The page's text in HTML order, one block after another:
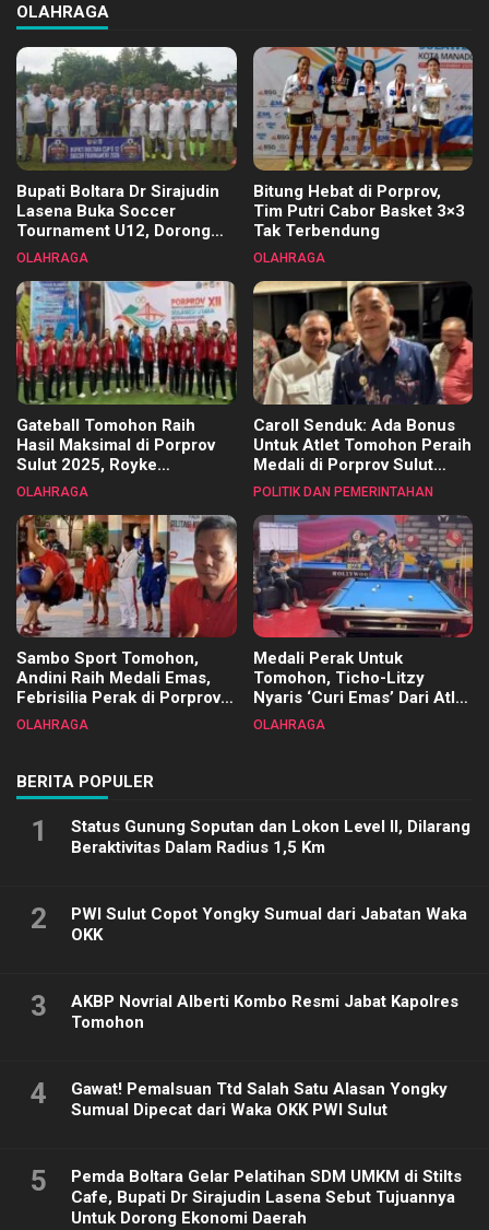
OLAHRAGA
Bupati Boltara Dr Sirajudin
Lasena Buka Soccer
Tournament U12, Dorong
Pembinaan Merata di Setiap
OLAHRAGA
Bitung Hebat di Porprov,
Tim Putri Cabor Basket 3×3
Tak Terbendung
OLAHRAGA
Gateball Tomohon Raih
Hasil Maksimal di Porprov
Sulut 2025, Royke
Tangkawarouw Ucapkan
OLAHRAGA
Caroll Senduk: Ada Bonus
Untuk Atlet Tomohon Peraih
Medali di Porprov Sulut
2025
POLITIK DAN PEMERINTAHAN
Sambo Sport Tomohon,
Andini Raih Medali Emas,
Febrisilia Perak di Porprov
Sulut 2025
OLAHRAGA
Medali Perak Untuk
Tomohon, Ticho-Litzy
Nyaris ‘Curi Emas’ Dari Atlet
Biliar PON di Porprov Sulut
OLAHRAGA
BERITA POPULER
1
Status Gunung Soputan dan Lokon Level II, Dilarang
Beraktivitas Dalam Radius 1,5 Km
2
PWI Sulut Copot Yongky Sumual dari Jabatan Waka
OKK
3
AKBP Novrial Alberti Kombo Resmi Jabat Kapolres
Tomohon
4
Gawat! Pemalsuan Ttd Salah Satu Alasan Yongky
Sumual Dipecat dari Waka OKK PWI Sulut
5
Pemda Boltara Gelar Pelatihan SDM UMKM di Stilts
Cafe, Bupati Dr Sirajudin Lasena Sebut Tujuannya
Untuk Dorong Ekonomi Daerah